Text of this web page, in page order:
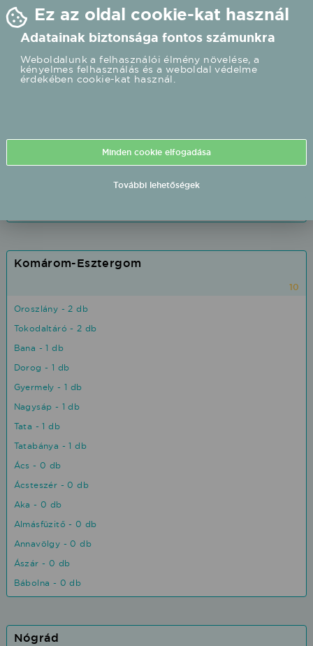
Kenderes - 1 db
Mezőtúr - 1 db
Abádszalók - 0 db
Csataszög - 0 db
Komárom-Esztergom
10
Oroszlány - 2 db
Tokodaltáró - 2 db
Bana - 1 db
Dorog - 1 db
Gyermely - 1 db
Nagysáp - 1 db
Tata - 1 db
Tatabánya - 1 db
Ács - 0 db
Ácsteszér - 0 db
Aka - 0 db
Almásfüzitő - 0 db
Annavölgy - 0 db
Ászár - 0 db
Bábolna - 0 db
Nógrád
Ez az oldal cookie-kat használ
Adatainak biztonsága fontos számunkra
Weboldalunk a felhasználói élmény növelése, a
kényelmes felhasználás és a weboldal védelme
érdekében cookie-kat használ.
Minden cookie elfogadása
További lehetőségek